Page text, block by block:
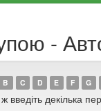
-
B C D E F G
введіть декілька